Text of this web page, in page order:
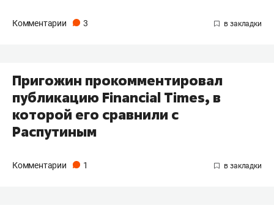
Комментарии 3
Пригожин прокомментировал
публикацию Financial Times, в
которой его сравнили с
Распутиным
Комментарии 1